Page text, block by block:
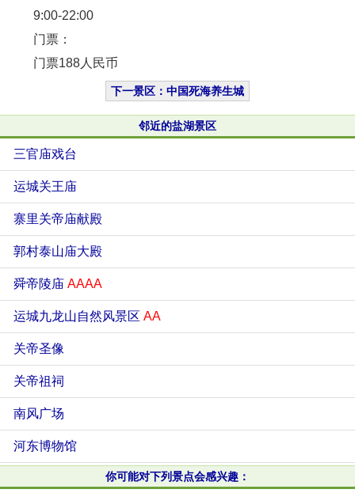
9:00-22:00
门票：
门票188人民币
下一景区：中国死海养生城
邻近的盐湖景区
三官庙戏台
运城关王庙
寨里关帝庙献殿
郭村泰山庙大殿
舜帝陵庙 AAAA
运城九龙山自然风景区 AA
关帝圣像
关帝祖祠
南风广场
河东博物馆
你可能对下列景点会感兴趣：